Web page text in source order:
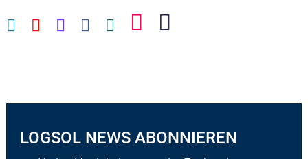
LOGSOL NEWS ABONNIEREN